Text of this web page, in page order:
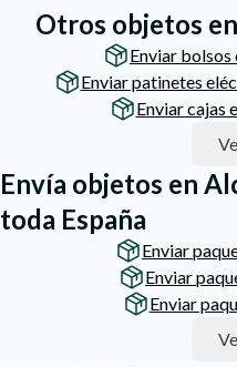
Otros objetos
Enviar bolsos
Enviar patinetes
Enviar cajas
Envía objetos en
toda España
Enviar
Enviar
Enviar